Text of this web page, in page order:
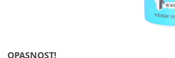
OPASNOST!